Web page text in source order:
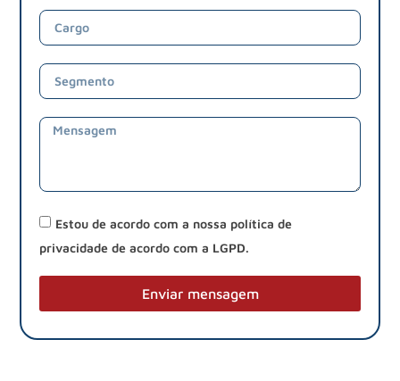
Estou de acordo com a nossa política de
privacidade de acordo com a LGPD.
Enviar mensagem